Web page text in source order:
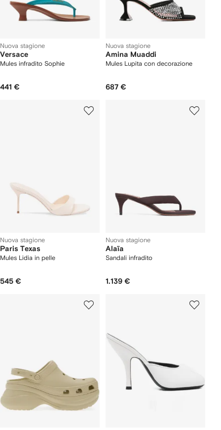
Nuova stagione
Versace
Mules infradito Sophie
441 €
Nuova stagione
Amina Muaddi
Mules Lupita con decorazione
687 €
Nuova stagione
Paris Texas
Mules Lidia in pelle
545 €
Nuova stagione
Alaïa
Sandali infradito
1.139 €